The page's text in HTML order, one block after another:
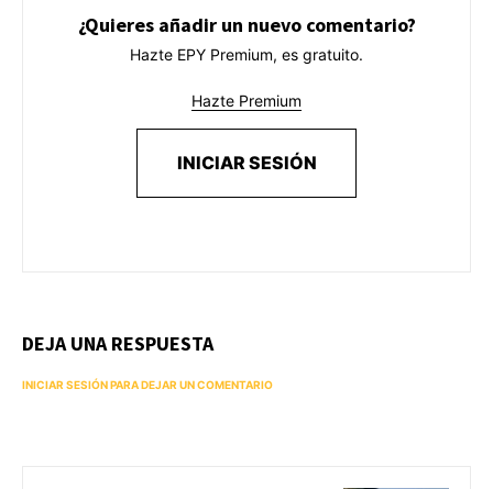
¿Quieres añadir un nuevo comentario?
Hazte EPY Premium, es gratuito.
Hazte Premium
INICIAR SESIÓN
DEJA UNA RESPUESTA
INICIAR SESIÓN PARA DEJAR UN COMENTARIO